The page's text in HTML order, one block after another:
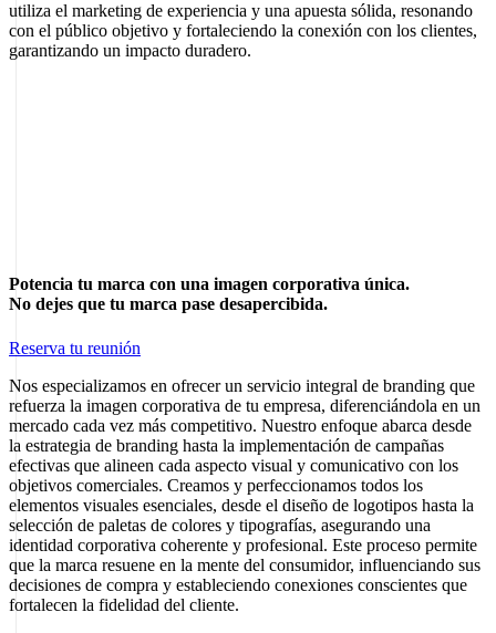
utiliza el marketing de experiencia y una apuesta sólida, resonando
con el público objetivo y fortaleciendo la conexión con los clientes,
garantizando un impacto duradero.
Potencia tu marca con una imagen corporativa única.
No dejes que tu marca pase desapercibida.
Reserva tu reunión
Nos especializamos en ofrecer un servicio integral de branding que
refuerza la imagen corporativa de tu empresa, diferenciándola en un
mercado cada vez más competitivo. Nuestro enfoque abarca desde
la estrategia de branding hasta la implementación de campañas
efectivas que alineen cada aspecto visual y comunicativo con los
objetivos comerciales. Creamos y perfeccionamos todos los
elementos visuales esenciales, desde el diseño de logotipos hasta la
selección de paletas de colores y tipografías, asegurando una
identidad corporativa coherente y profesional. Este proceso permite
que la marca resuene en la mente del consumidor, influenciando sus
decisiones de compra y estableciendo conexiones conscientes que
fortalecen la fidelidad del cliente.